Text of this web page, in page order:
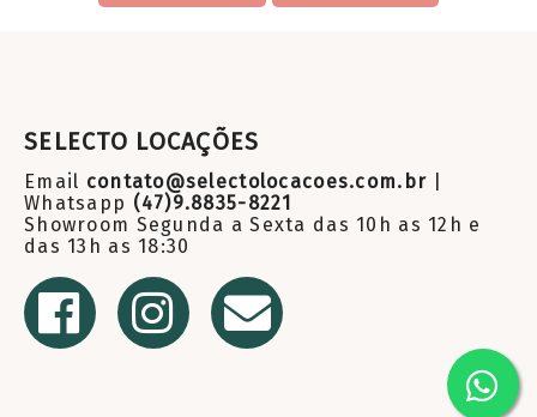
SELECTO LOCAÇÕES
Email contato@selectolocacoes.com.br
Whatsapp (47)9.8835-8221
Showroom Segunda a Sexta das 10h as 12h e
das 13h as 18:30